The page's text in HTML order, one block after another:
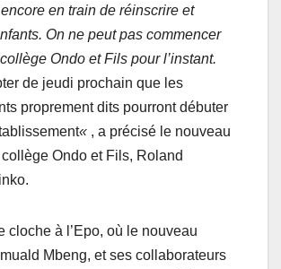
en train de réinscrire et
On ne peut pas commencer
Ondo et Fils pour l’instant.
de jeudi prochain que les
proprement dits pourront débuter
« , a précisé le nouveau
Ondo et Fils, Roland
cloche à l’Epo, où le nouveau
Mbeng, et ses collaborateurs